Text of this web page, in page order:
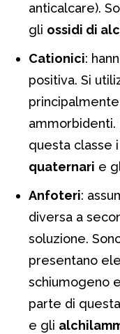
anticalcare).
gli ossidi di
Cationici:
positiva. Si
ammorbidenti.
questa classe i
quaternari e
Anfoteri:
diversa a
soluzione.
presentano
schiumogeno
parte di
e gli